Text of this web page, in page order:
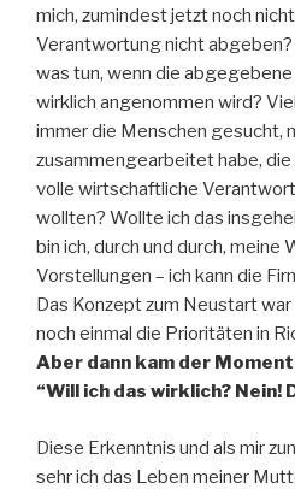
mich, zumindest jetzt noch
Verantwortung nicht
was tun, wenn die
wirklich angenommen wird?
immer die Menschen gesucht,
zusammengearbeitet habe, die
volle wirtschaftliche
wollten? Wollte ich das
bin ich, durch und durch, meine
Vorstellungen – ich kann die
Das Konzept zum Neustart
noch einmal die Prioritäten in
Aber dann kam der
“Will ich das wirklich? Nein!
Diese Erkenntnis und als mir
sehr ich das Leben meiner